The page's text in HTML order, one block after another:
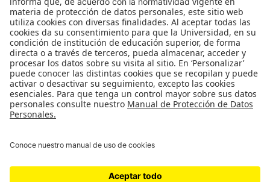
CONTÁCTANOS
cerosetenta@uniandes.edu.co
BOGOTÁ, COLOMBIA
NEWSLETTER